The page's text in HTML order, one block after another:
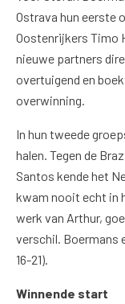
Ostrava hun eerste
Oostenrijkers Timo
nieuwe partners
overtuigend en
overwinning.
In hun tweede
halen. Tegen de
Santos kende het
kwam nooit echt in
werk van Arthur,
verschil. Boermans
16-21).
Winnende start